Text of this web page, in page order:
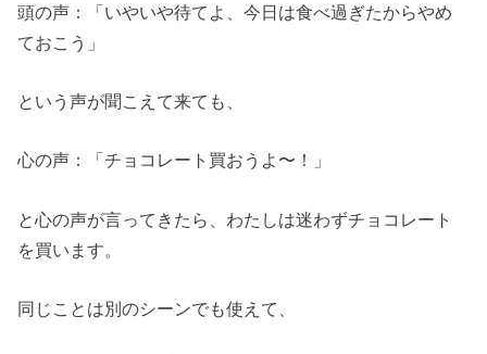
頭の声：「いやいや待てよ、今日は食べ過ぎたからやめ
ておこう」
という声が聞こえて来ても、
心の声：「チョコレート買おうよ〜！」
と心の声が言ってきたら、わたしは迷わずチョコレート
を買います。
同じことは別のシーンでも使えて、